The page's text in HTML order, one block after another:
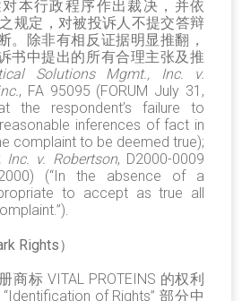
本行政程序作出裁决，并依
规定，对被投诉人不提交答辩
。除非有相反证据明显推翻，
书中提出的所有合理主张及推
Solutions Mgmt., Inc. v.
, FA 95095 (FORUM July 31,
the respondent’s failure to
inferences of fact in
complaint to be deemed true);
Inc. v. Robertson, D2000-0009
(“In the absence of a
to accept as true all
Rights）
商标 VITAL PROTEINS 的权利
of Rights” 部分中